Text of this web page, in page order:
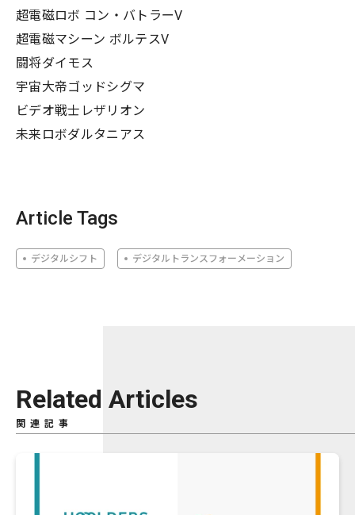
超電磁ロボ コン・バトラーV
超電磁マシーン ボルテスV
闘将ダイモス
宇宙大帝ゴッドシグマ
ビデオ戦士レザリオン
未来ロボダルタニアス
Article Tags
デジタルシフト デジタルトランスフォーメーション
Related Articles
関連記事